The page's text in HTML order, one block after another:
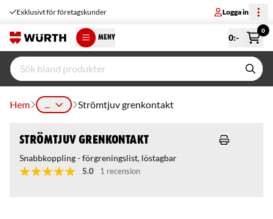
Exklusivt för företagskunder Logga in
MENY 0:-
0
Hem ... Strömtjuv grenkontakt
Strömtjuv grenkontakt
Snabbkoppling - förgreningslist, löstagbar
5.0 1 recension